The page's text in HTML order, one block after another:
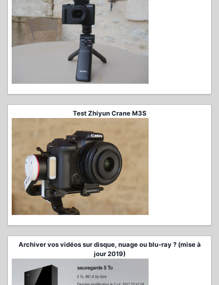
Test Zhiyun Crane M3S
Archiver vos vidéos sur disque, nuage ou blu-ray ? (mise à
jour 2019)